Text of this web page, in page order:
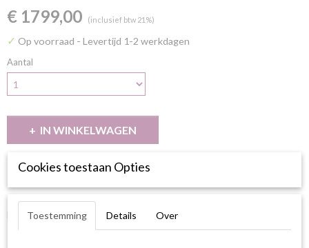
€ 1799,00 (inclusief btw 21%)
✓ Op voorraad - Levertijd 1-2 werkdagen
Aantal
IN WINKELWAGEN
Omschrijving
BESCHRIJVING
Halo Ring Rond 30-0.25/1-0.26 G si 18k 750
Cookies toestaan Opties
Toestemming Details Over